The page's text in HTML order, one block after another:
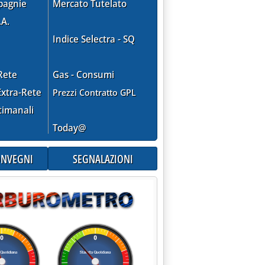
Rete
Mercato Tutelato
Indice Selectra - SQ
Gas - Consumi
Prezzi Contratto GPL
Today@
SEGNALAZIONI